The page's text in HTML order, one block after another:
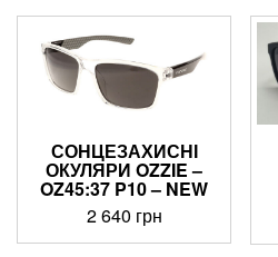
СОНЦЕЗАХИСНІ
ОКУЛЯРИ OZZIE –
OZ45:37 P10 – NEW
2 640 грн